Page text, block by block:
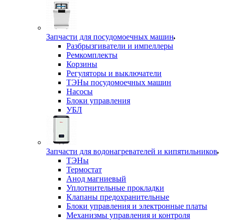
Запчасти для посудомоечных машин
Разбрызгиватели и импеллеры
Ремкомплекты
Корзины
Регуляторы и выключатели
ТЭНы посудомоечных машин
Насосы
Блоки управления
УБЛ
Запчасти для водонагревателей и кипятильников
ТЭНы
Термостат
Анод магниевый
Уплотнительные прокладки
Клапаны предохранительные
Блоки управления и электронные платы
Механизмы управления и контроля